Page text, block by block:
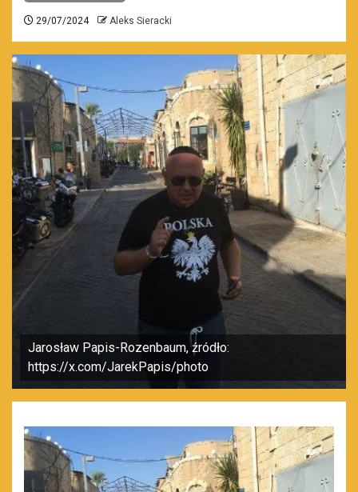
29/07/2024 Aleks Sieracki
Jarosław Papis-Rozenbaum, źródło:
https://x.com/JarekPapis/photo